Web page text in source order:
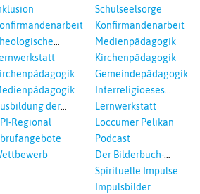
Lernen
der
Regional
Schulseelsorge
Konfirmandenarbeit
Medienpädagogik
Kirchenpädagogik
Gemeindepädagogik
Interreligioeses
Lernen
Lernwerkstatt
Loccumer Pelikan
Podcast
Der Bilderbuch-
Podcast
Spirituelle Impulse
Impulsbilder